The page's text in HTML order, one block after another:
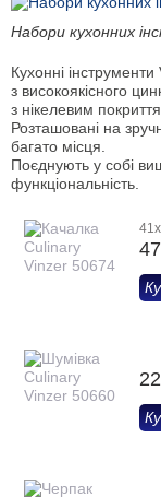
Набори кухонних
Кухонні
з високоякісного
з нікелевим
Розташовані на
багато місця.
Поєднують у собі
функціональність.